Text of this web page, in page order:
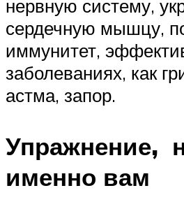
нервную систему,
сердечную мышцу,
иммунитет,
заболеваниях, как
астма, запор.
Упражнение,
именно вам